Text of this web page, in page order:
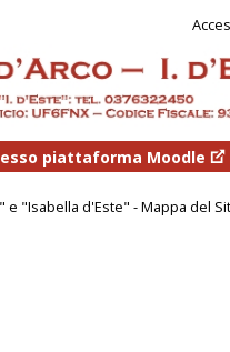
piattaforma Moodle
"Isabella d'Este" - Mappa del